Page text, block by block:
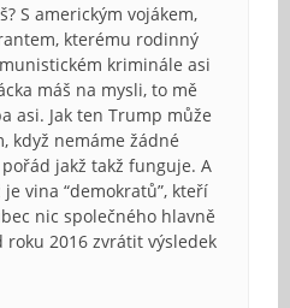
S americkým vojákem,
kterému rodinný
kriminále asi
máš na mysli, to mě
asi. Jak ten Trump může
když nemáme žádné
jakž takž funguje. A
vina “demokratů”, kteří
nic společného hlavně
roku 2016 zvrátit výsledek